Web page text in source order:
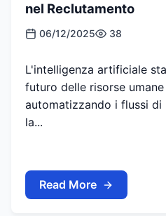
nel Reclutamento
06/12/2025 38
L'intelligenza artificiale
futuro delle risorse
automatizzando i flussi
la...
Read More